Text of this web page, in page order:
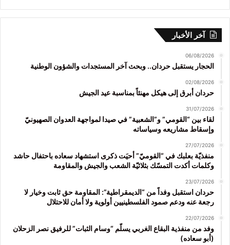
آخر الأخبار
06/08/2026
الحجار يستقبل حردان.. وبحث آخر المستجدات والشؤون الوطنية
02/08/2026
حردان أبرق إلى هيكل مهنئاً بمناسبة عيد الجيش
31/07/2026
لقاء بين “القومي” و”الشعبية” في صيدا لمواجهة العدوان الصهيونيّ
وإسقاط مشاريعه وسياساته
27/07/2026
منفذيّة بعلبك في “القوميّ” أحيَت ذكرى استشهاد سعاده باحتفال حاشد
وكلمات أكدت التمسّك بثلاثيّة الشعب والجيش والمقاومة
23/07/2026
حردان استقبل وفداً من “الديمقراطية”: المقاومة حق ثابت وخيار لا
رجعة عنه ودعم صمود الفلسطينيين أولوية ولا أمان للاحتلال
22/07/2026
وفد من منفذية البقاع الغربي يسلّم “وسام الثبات” للرفيق نصر الزحلان
(أبو سعاده)